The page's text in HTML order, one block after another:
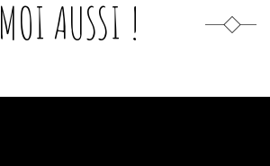
MOI AUSSI !